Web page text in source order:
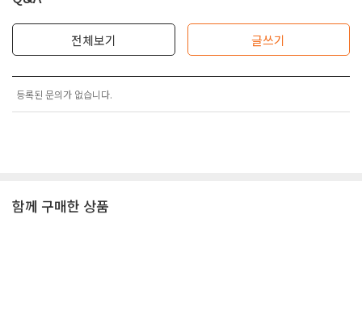
전체보기 글쓰기
등록된 문의가 없습니다.
함께 구매한 상품